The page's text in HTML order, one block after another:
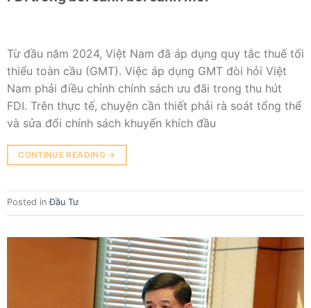
Từ đầu năm 2024, Việt Nam đã áp dụng quy tắc thuế tối
thiểu toàn cầu (GMT). Việc áp dụng GMT đòi hỏi Việt
Nam phải điều chỉnh chính sách ưu đãi trong thu hút
FDI. Trên thực tế, chuyện cần thiết phải rà soát tổng thể
và sửa đổi chính sách khuyến khích đầu
CONTINUE READING →
Posted inĐầu Tư